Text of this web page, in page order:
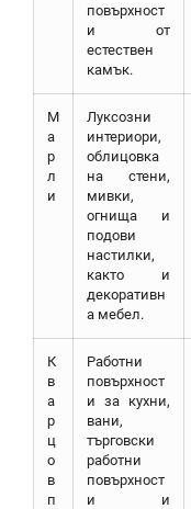
повърхност
и от
естествен
камък.
М
а
р
л
и
Луксозни
интериори,
облицовка
на стени,
мивки,
огнища и
подови
настилки,
както и
декоративн
а мебел.
К
в
а
р
ц
о
в
п
Работни
повърхност
и за кухни,
вани,
търговски
работни
повърхност
и и